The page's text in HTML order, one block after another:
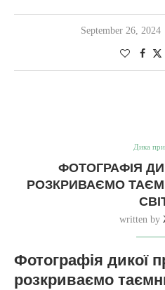
September 26, 2024
Дика
ФОТОГРАФІЯ
РОЗКРИВАЄМО
written by
Фотографія дикої
розкриваємо